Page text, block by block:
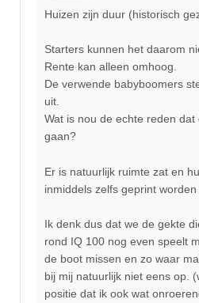
Huizen zijn duur (historisch
Starters kunnen het daarom
Rente kan alleen omhoog.
De verwende babyboomers
uit.
Wat is nou de echte reden
gaan?
Er is natuurlijk ruimte zat en
inmiddels zelfs geprint
Ik denk dus dat we de gekte
rond IQ 100 nog even speelt
de boot missen en zo waar
bij mij natuurlijk niet eens op.
positie dat ik ook wat